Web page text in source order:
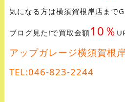
気になる方は横須賀根岸店まで
ブログ見た!で買取金額10％
アップガレージ横須賀根
TEL:046-823-2244